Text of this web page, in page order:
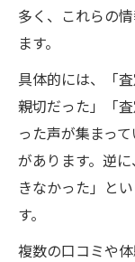
多く、これらの
ます。
具体的には、「
親切だった」「
った声が集まっ
があります。逆
きなかった」と
す。
複数の口コミや